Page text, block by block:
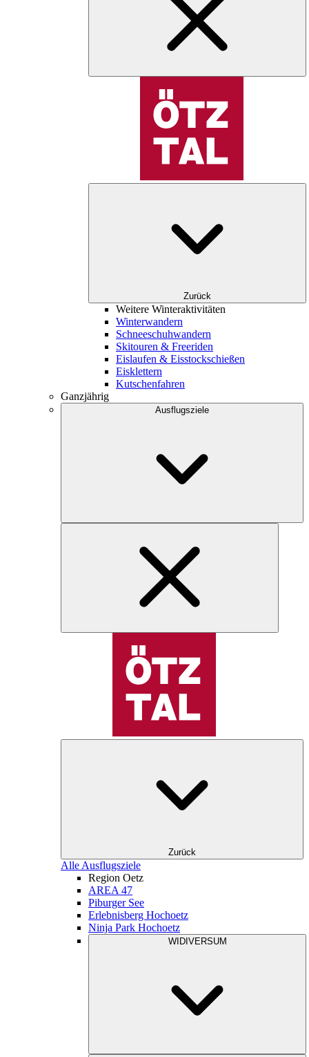
Zurück
Weitere Winteraktivitäten
Winterwandern
Schneeschuhwandern
Skitouren & Freeriden
Eislaufen & Eisstockschießen
Eisklettern
Kutschenfahren
Ganzjährig
Ausflugsziele
Zurück
Alle Ausflugsziele
Region Oetz
AREA 47
Piburger See
Erlebnisberg Hochoetz
Ninja Park Hochoetz
WIDIVERSUM